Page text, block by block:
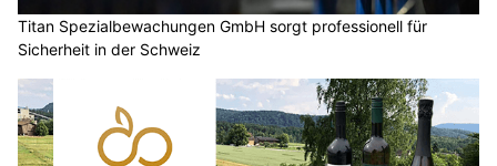
Titan Spezialbewachungen GmbH sorgt professionell für
Sicherheit in der Schweiz